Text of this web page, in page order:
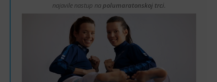
najavile nastup napolumaratonskoj trci.